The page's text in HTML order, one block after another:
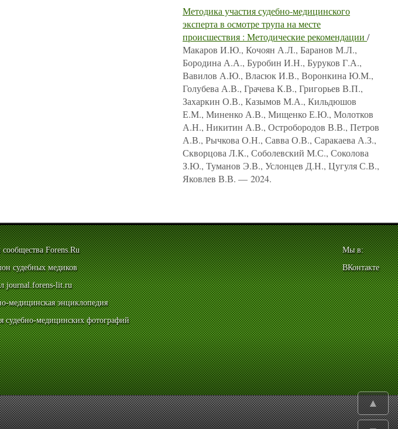
Методика участия судебно-медицинского
эксперта в осмотре трупа на месте
происшествия : Методические рекомендации /
Макаров И.Ю., Кочоян А.Л., Баранов М.Л.,
Бородина А.А., Буробин И.Н., Буруков Г.А.,
Вавилов А.Ю., Власюк И.В., Воронкина Ю.М.,
Голубева А.В., Грачева К.В., Григорьев В.П.,
Захаркин О.В., Казымов М.А., Кильдюшов
Е.М., Миненко А.В., Мищенко Е.Ю., Молотков
А.Н., Никитин А.В., Остробородов В.В., Петров
А.В., Рычкова О.Н., Савва О.В., Саракаева А.З.,
Скворцова Л.К., Соболевский М.С., Соколова
З.Ю., Туманов Э.В., Услонцев Д.Н., Цугуля С.В.,
Яковлев В.В. — 2024.
Forens.Ru
судебных медиков
journal.forens-lit.ru
медицинская энциклопедия
судебно-медицинских фотографий
Мы в:
ВКонтакте
▲